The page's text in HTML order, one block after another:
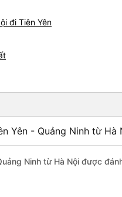
đi Tiên Yên
Yên - Quảng Ninh từ
Ninh từ Hà Nội được